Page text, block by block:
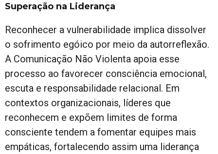
Superação na Liderança
Reconhecer a vulnerabilidade implica dissolver
o sofrimento egóico por meio da autorreflexão.
A Comunicação Não Violenta apoia esse
processo ao favorecer consciência emocional,
escuta e responsabilidade relacional. Em
contextos organizacionais, líderes que
reconhecem e expõem limites de forma
consciente tendem a fomentar equipes mais
empáticas, fortalecendo assim uma liderança